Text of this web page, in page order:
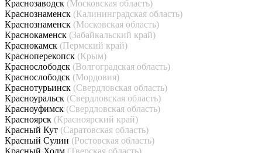
Краснозаводск (Московская область)
Краснознаменск (Калининградская область)
Краснознаменск (Московская область)
Краснокаменск (Забайкальский край)
Краснокамск (Пермский край)
Красноперекопск (Крым)
Краснослободск (Волгоградская область)
Краснослободск (Мордовия)
Краснотурьинск (Свердловская область)
Красноуральск (Свердловская область)
Красноуфимск (Свердловская область)
Красноярск (Красноярский край)
Красный Кут (Саратовская область)
Красный Сулин (Ростовская область)